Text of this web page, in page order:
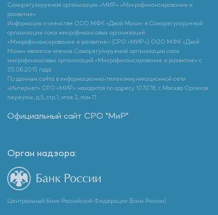
Саморегулируемая организация «МИР» «Микрофинансирование и
развитие»
Информация о членстве ООО МФК «Джой Мани» в Саморегулируемой
организации союз микрофинансовых организаций
«Микрофинансирование и развитие» (СРО «МИР»): ООО МФК «Джой
Мани» является членом Саморегулируемой организации союз
микрофинансовых организаций «Микрофинансирование и развитие» с
05.06.2015 года.
По данным сайта в информационно-телекоммуникационной сети
«Интернет» СРО «МИР» находится по адресу 107078, г. Москва Орликов
переулок, д.5, стр.1, этаж 2, пом.11
Официальный сайт СРО "МиР"
Орган надзора:
Центральный Банк Российской Федерации (Банк России)